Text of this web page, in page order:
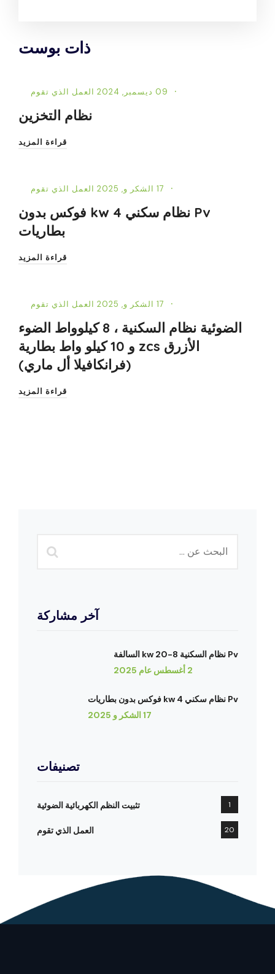
ذات بوست
09 ديسمبر, 2024 العمل الذي تقوم
نظام التخزين
قراءة المزيد
17 الشكر و, 2025 العمل الذي تقوم
Pv نظام سكني 4 kw فوكس بدون
بطاريات
قراءة المزيد
17 الشكر و, 2025 العمل الذي تقوم
الضوئية نظام السكنية ، 8 كيلوواط الضوء
الأزرق zcs و 10 كيلو واط بطارية
(فرانكافيلا أل ماري)
قراءة المزيد
آخر مشاركة
Pv نظام السكنية 8-20 kw السالفة
2 أغسطس عام 2025
Pv نظام سكني 4 kw فوكس بدون بطاريات
17 الشكر و 2025
تصنيفات
تثبيت النظم الكهربائية الضوئية 1
العمل الذي تقوم 20